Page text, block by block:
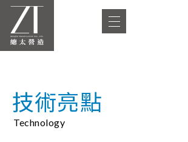
技術亮點
Technology